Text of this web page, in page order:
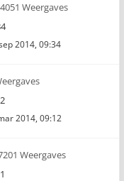
Weergaves
2014, 09:34
2014, 09:12
Weergaves